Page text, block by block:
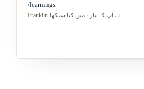
/learnings
Franklin نے آپ کے بارے میں کیا سیکھا